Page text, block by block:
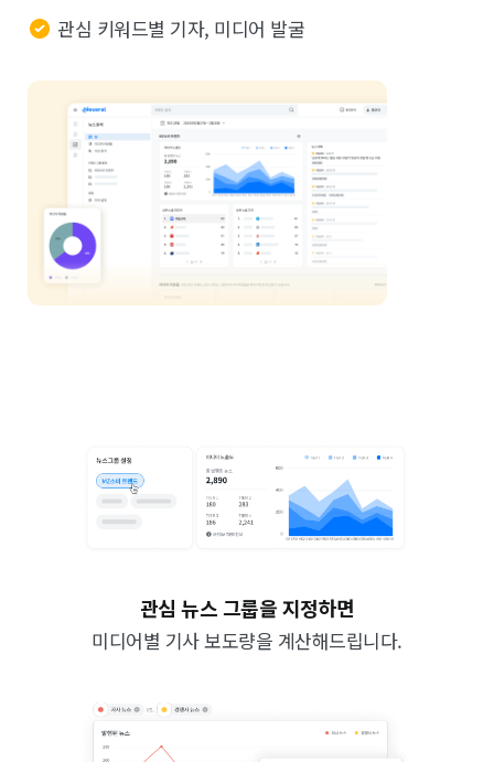
관심 키워드별 기자, 미디어 발굴
관심 뉴스 그룹을 지정하면
미디어별 기사 보도량을 계산해드립니다.